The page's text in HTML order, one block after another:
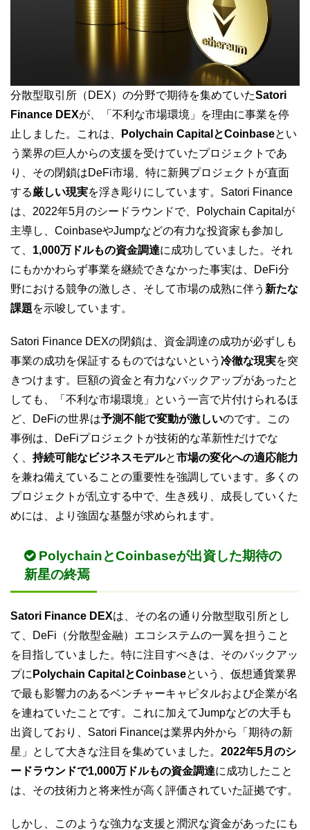
分散型取引所（DEX）の分野で期待を集めていたSatori
Finance DEXが、「不利な市場環境」を理由に事業を停
止しました。これは、
Polychain CapitalとCoinbaseとい
う業界の巨人からの支援を受けていたプロジェクトであ
り、その閉鎖はDeFi市場、特に新興プロジェクトが直面
する厳しい現実を浮き彫りにしています。Satori Finance
は、2022年5月のシードラウンドで、Polychain Capitalが
主導し、CoinbaseやJumpなどの有力な投資家も参加し
て、 1,000万ドルもの資金調達に成功していました。それ
にもかかわらず事業を継続できなかった事実は、DeFi分
野における競争の激しさ、そして市場の成熟に伴う 新たな
課題を示唆しています。
Satori Finance DEXの閉鎖は、資金調達の成功が必ずしも
事業の成功を保証するものではないという 冷徹な現実を突
きつけます。巨額の資金と有力なバックアップがあったと
しても、「不利な市場環境」という一言で片付けられるほ
ど、DeFiの世界は予測不能で変動が激しいのです。この
事例は、DeFiプロジェクトが技術的な革新性だけでな
く、 持続可能なビジネスモデルと市場の変化への適応能力
を兼ね備えていることの重要性を強調しています。多くの
プロジェクトが乱立する中で、生き残り、成長していくた
めには、より強固な基盤が求められます。
PolychainとCoinbaseが出資した期待の
新星の終焉
Satori Finance DEXは、その名の通り分散型取引所とし
て、DeFi（分散型金融）エコシステムの一翼を担うこと
を目指していました。特に注目すべきは、そのバックアッ
プに Polychain CapitalとCoinbaseという、仮想通貨業界
で最も影響力のあるベンチャーキャピタルおよび企業が名
を連ねていたことです。これに加えてJumpなどの大手も
出資しており、Satori Financeは業界内外から「期待の新
星」として大きな注目を集めていました。 2022年5月のシ
ードラウンドで1,000万ドルもの資金調達に成功したこと
は、その技術力と将来性が高く評価されていた証拠です。
しかし、このような強力な支援と潤沢な資金があったにも